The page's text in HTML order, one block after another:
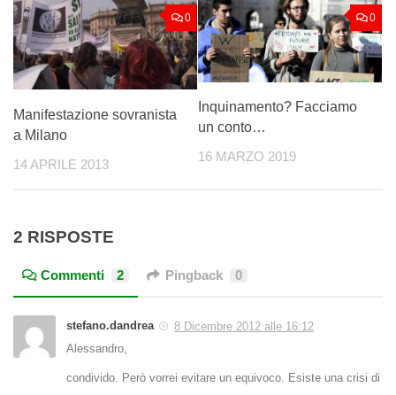
0
Manifestazione sovranista
a Milano
14 APRILE 2013
0
Inquinamento? Facciamo
un conto…
16 MARZO 2019
2 RISPOSTE
Commenti 2 Pingback 0
stefano.dandrea
8 Dicembre 2012 alle 16:12
Alessandro,
condivido. Però vorrei evitare un equivoco. Esiste una crisi di